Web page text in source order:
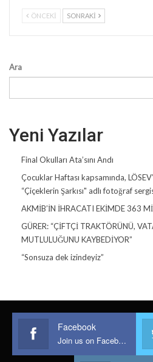
ÖNCEKI SONRAKI
Ara
Yeni Yazılar
Final Okulları Ata’sını Andı
Çocuklar Haftası kapsamında,
“Çiçeklerin Şarkısı" adlı fotoğraf
AKMİB’İN İHRACATI EKİMDE 363
GÜRER: “ÇİFTÇİ TRAKTÖRÜNÜ,
MUTLULUĞUNU KAYBEDİYOR”
“Sonsuza dek izindeyiz”
Facebook
Join us on Facebook